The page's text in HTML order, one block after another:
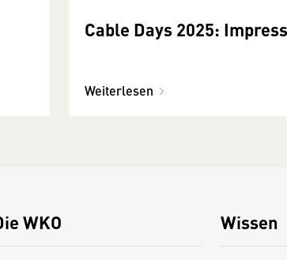
Cable Days 2025:
Weiterlesen
WKO Wissen